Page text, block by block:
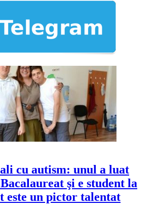
cu autism: unul a luat
şi e student la
este un pictor talentat